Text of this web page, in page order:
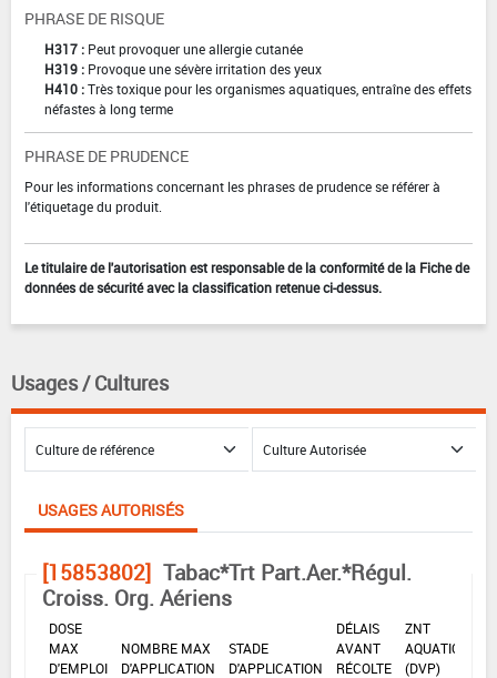
PHRASE DE RISQUE
H317 : Peut provoquer une allergie cutanée
H319 : Provoque une sévère irritation des yeux
H410 :Très toxique pour les organismes aquatiques, entraîne des effets
néfastes à long terme
PHRASE DE PRUDENCE
Pour les informations concernant les phrases de prudence se référer à
l'étiquetage du produit.
Le titulaire de l'autorisation est responsable de la conformité de la Fiche de
données de sécurité avec la classification retenue ci-dessus.
Usages / Cultures
USAGES AUTORISÉS
[15853802] Tabac*Trt Part.Aer.*Régul.
Croiss. Org. Aériens
DOSE
MAX
D'EMPLOI
NOMBRE MAX
D'APPLICATION
STADE
D'APPLICATION
DÉLAIS
AVANT
RÉCOLTE
ZNT
AQUATIQUE
(DVP)